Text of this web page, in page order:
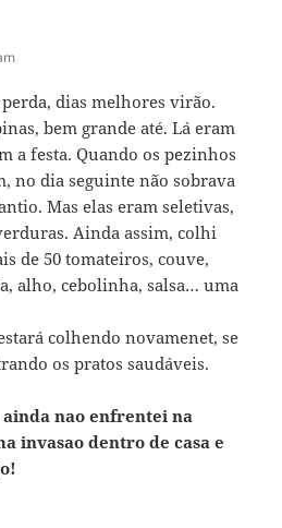
dias melhores virão.
bem grande até. Lá eram
a festa. Quando os pezinhos
no dia seguinte não sobrava
Mas elas eram seletivas,
Ainda assim, colhi
de 50 tomateiros, couve,
alho, cebolinha, salsa… uma
colhendo novamenet, se
os pratos saudáveis.
nao enfrentei na
invasao dentro de casa e